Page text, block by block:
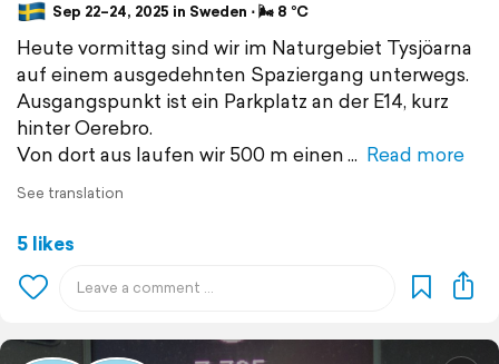
Sep 22–24, 2025 in Sweden ⋅ 🌬 8 °C
Heute vormittag sind wir im Naturgebiet Tysjöarna
auf einem ausgedehnten Spaziergang unterwegs.
Ausgangspunkt ist ein Parkplatz an der E14, kurz
hinter Oerebro.
Von dort aus laufen wir 500 m einen
Read more
See translation
5 likes